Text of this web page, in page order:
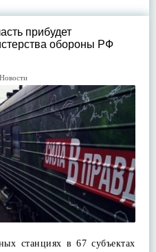
прибудет
обороны РФ
Новости
станциях в 67 субъектах